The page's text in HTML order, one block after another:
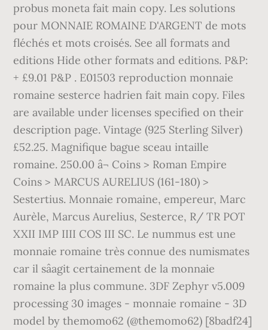
probus moneta fait main copy. Les solutions
pour MONNAIE ROMAINE D'ARGENT de mots
fléchés et mots croisés. See all formats and
editions Hide other formats and editions. P&P:
+ £9.01 P&P . E01503 reproduction monnaie
romaine sesterce hadrien fait main copy. Files
are available under licenses specified on their
description page. Vintage (925 Sterling Silver)
£52.25. Magnifique bague sceau intaille
romaine. 250.00 â¬ Coins > Roman Empire
Coins > MARCUS AURELIUS (161-180) >
Sestertius. Monnaie romaine, empereur, Marc
Aurèle, Marcus Aurelius, Sesterce, R/ TR POT
XXII IMP IIII COS III SC. Le nummus est une
monnaie romaine très connue des numismates
car il sâagit certainement de la monnaie
romaine la plus commune. 3DF Zephyr v5.009
processing 30 images - monnaie romaine - 3D
model by themomo62 (@themomo62) [8badf24]